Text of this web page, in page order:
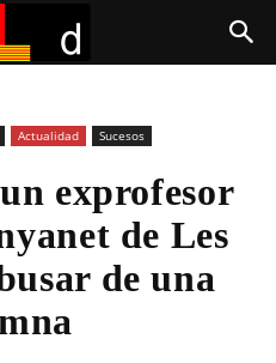
Actualidad Sucesos
exprofesor
de Les
de una